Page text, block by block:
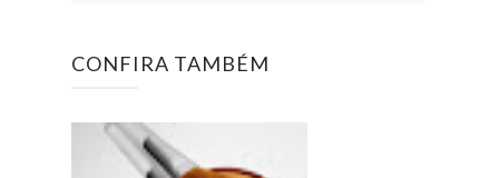
CONFIRA TAMBÉM